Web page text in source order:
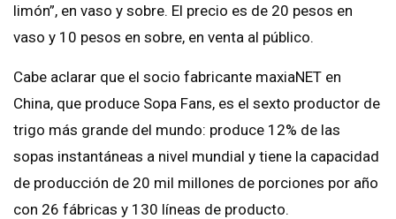
limón”, en vaso y sobre. El precio es de 20 pesos en
vaso y 10 pesos en sobre, en venta al público.
Cabe aclarar que el socio fabricante maxiaNET en
China, que produce Sopa Fans, es el sexto productor de
trigo más grande del mundo: produce 12% de las
sopas instantáneas a nivel mundial y tiene la capacidad
de producción de 20 mil millones de porciones por año
con 26 fábricas y 130 líneas de producto.